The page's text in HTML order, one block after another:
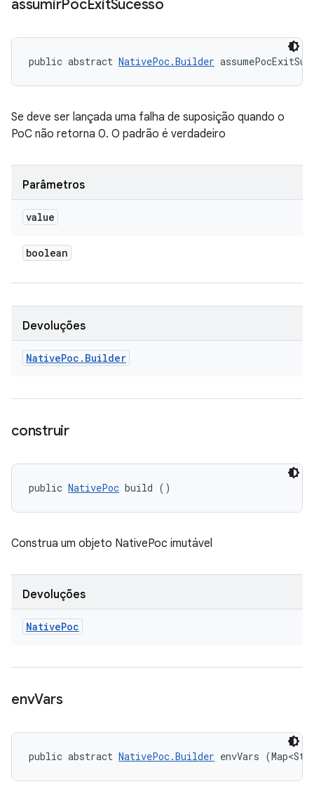
assumirPocExitSucesso
public abstract NativePoc.Builder
Se deve ser lançada uma falha de suposição quando o
PoC não retorna 0. O padrão é verdadeiro
Parâmetros
value
boolean
Devoluções
NativePoc . Builder
construir
public NativePoc build ()
Construa um objeto NativePoc imutável
Devoluções
NativePoc
envVars
public abstract NativePoc.Builder envVars